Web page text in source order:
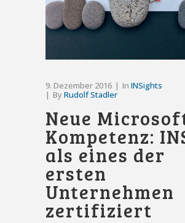
9. Dezember 2016 In INSights
ByRudolf Stadler
Neue
Kompetenz:
als eines der
ersten
Unternehmen
zertifiziert